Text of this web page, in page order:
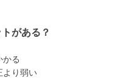
がある？
かる
より弱い